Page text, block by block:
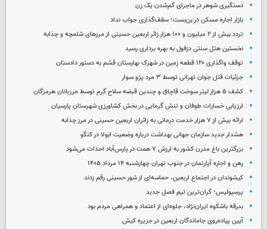
دستگیری شوهر در ماجرای گم‌شدن یک زن
بازار اجاره مسکن در بن‌بست؛ سقف‌گذاری جواب نداد
تردد بیش از ۲ میلیون و ۱۰۰ هزار زائر اربعین حسینی از مرزهای شلمچه و چذابه
نخستین هتل سنتی دزفول به بهره برداری رسید
توقف واگذاری ۱۲۰ قطعه زمین در شهرک بهارستان قشم به دستور دادستان
جزئیات قتل جوان تهرانی توسط ۳ مرد پژو سوار
کشف ۵ هزار لیتر سوخت قاچاق و چندین قبضه سلاح گرم توسط مرزبانان هرمزگان
ارزیابی خسارات طوفان و تنش گرمایی در بخش کشاورزی شهرستان پارسیان
ارائه بیش از ۷ هزار خدمت درمانی به زائران اربعین حسینی در مرز چذابه
هشدار جدید سازمان جهانی بهداشت درباره وضعیت ابولا در کنگو
بزرگترین باغ مدرن کشور به ارزش ۷ همت در پارس‌آباد احداث می‌شود
رهن و اجاره آپارتمان در جنوب تهران چهارشنبه ۱۴ مرداد ۱۴۰۵
کیشوندان در اجتماع اربعین، حماسه‌ای از شور حسینی رقم زدند
پرسپولیس؛ گران‌ترین تیم فصل جدید
بدرقه باشکوه ایران‌نژاد، جلوه‌ای از اعتماد و همراهی مردم بود
آیین پیاده‌روی جاماندگان اربعین در جزیره کیش